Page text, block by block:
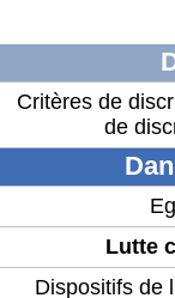
Critères de
de
Lutte
Dispositifs de